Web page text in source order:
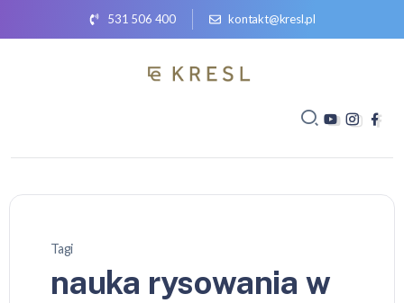
531 506 400 kontakt@kresl.pl
Tagi
nauka rysowania w